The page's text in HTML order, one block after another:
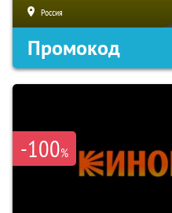
Россия
Промокод
-100%